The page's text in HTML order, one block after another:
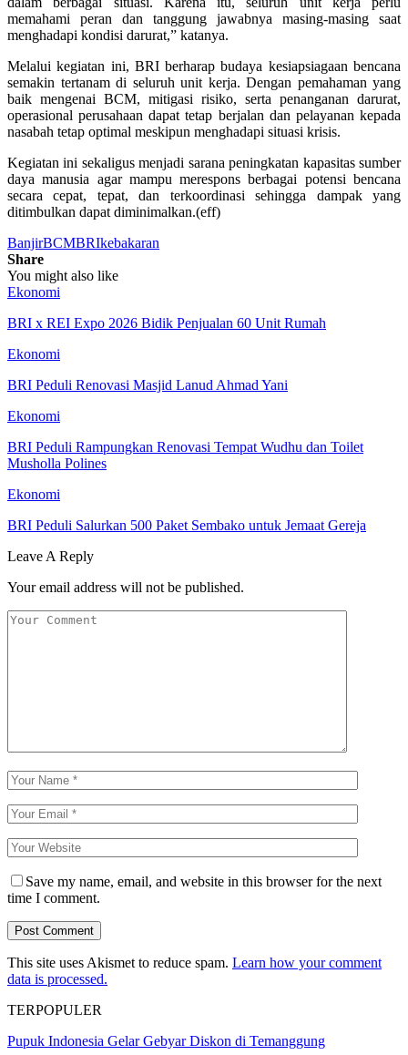
memahami peran dan tanggung jawabnya masing-masing saat
menghadapi kondisi darurat,” katanya.
Melalui kegiatan ini, BRI berharap budaya kesiapsiagaan bencana
semakin tertanam di seluruh unit kerja. Dengan pemahaman yang
baik mengenai BCM, mitigasi risiko, serta penanganan darurat,
operasional perusahaan dapat tetap berjalan dan pelayanan kepada
nasabah tetap optimal meskipun menghadapi situasi krisis.
Kegiatan ini sekaligus menjadi sarana peningkatan kapasitas sumber
daya manusia agar mampu merespons berbagai potensi bencana
secara cepat, tepat, dan terkoordinasi sehingga dampak yang
ditimbulkan dapat diminimalkan.(eff)
BanjirBCMBRIkebakaran
Share
You might also like
Ekonomi
BRI x REI Expo 2026 Bidik Penjualan 60 Unit Rumah
Ekonomi
BRI Peduli Renovasi Masjid Lanud Ahmad Yani
Ekonomi
BRI Peduli Rampungkan Renovasi Tempat Wudhu dan Toilet
Musholla Polines
Ekonomi
BRI Peduli Salurkan 500 Paket Sembako untuk Jemaat Gereja
Leave A Reply
Your email address will not be published.
Save my name, email, and website in this browser for the next
time I comment.
This site uses Akismet to reduce spam. Learn how your comment
data is processed.
TERPOPULER
Pupuk Indonesia Gelar Gebyar Diskon di Temanggung